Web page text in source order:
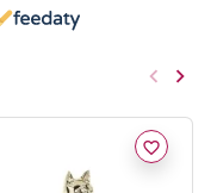
favorite_border